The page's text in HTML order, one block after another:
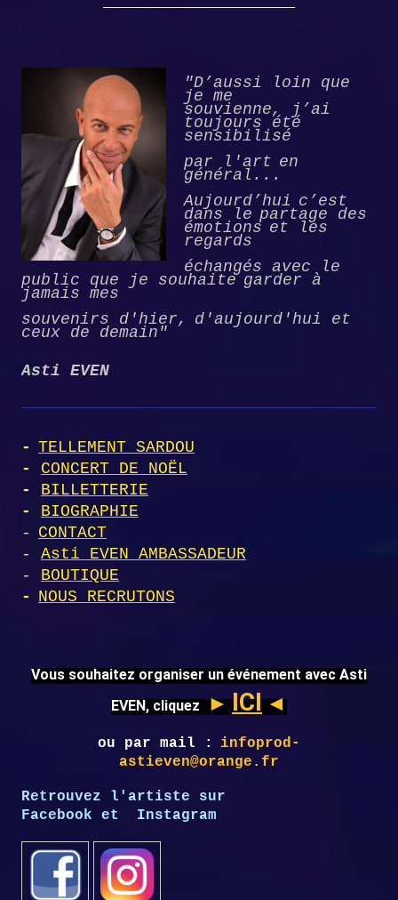
"D’aussi loin que
je me
souvienne, j’ai
toujours été
sensibilisé
par
l'art en
général...
Aujourd’hui c’est
dans le partage des
émotions et les
regards
échangés avec le
public que je souhaite garder à
jamais mes
souvenirs d'hier,
d'aujourd'hui et
ceux de demain"
Asti EVEN
- TELLEMENT SARDOU
-
CONCERT DE NOËL
-
BILLETTERIE
-
BIOGRAPHIE
- CONTACT
-
Asti EVEN AMBASSADEUR
-
BOUTIQUE
- NOUS RECRUTONS
Vous souhaitez organiser un événement avec Asti
EVEN, cliquez ►ICI◄
ou par mail :
infoprod-
astieven@orange.fr
Retrouvez l'artiste sur
Facebook et Instagram